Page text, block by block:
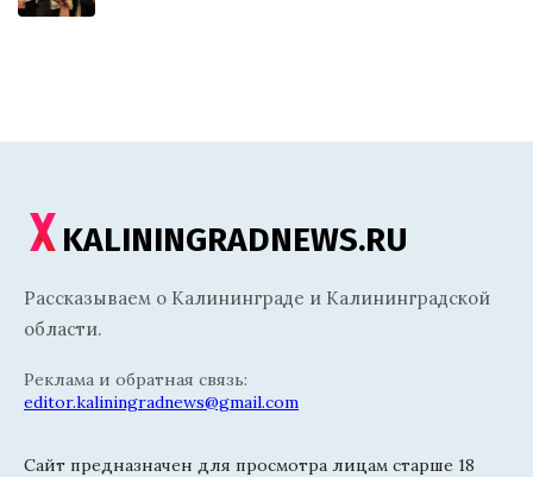
KALININGRADNEWS.RU
Рассказываем о Калининграде и Калининградской
области.
Реклама и обратная связь:
editor.kaliningradnews@gmail.com
Сайт предназначен для просмотра лицам старше 18